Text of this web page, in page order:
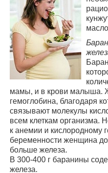
мамы, и в крови малыша.
гемоглобина, благодаря
связывают молекулы
всем клеткам организма.
к анемии и кислородному
беременности женщина
больше железа.
В 300-400 г баранины
железа.